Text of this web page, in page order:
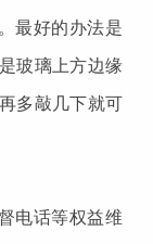
最好的办法是
玻璃上方边缘
多敲几下就可
电话等权益维